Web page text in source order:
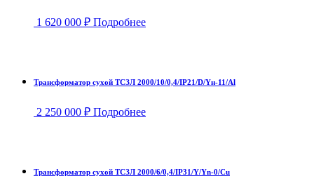
1 620 000 ₽ Подробнее
Трансформатор сухой ТСЗЛ 2000/10/0,4/IP21/D/Yн-11/Al
2 250 000 ₽ Подробнее
Трансформатор сухой ТСЗЛ 2000/6/0,4/IP31/Y/Yn-0/Cu